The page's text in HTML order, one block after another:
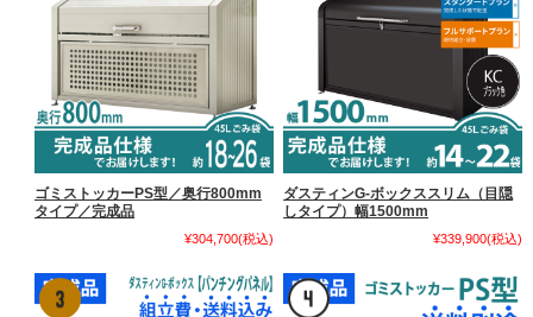
ゴミストッカーPS型／奥行800mm
タイプ／完成品
¥304,700(税込)
ダスティンG-ボックススリム（目隠
しタイプ）幅1500mm
¥339,900(税込)